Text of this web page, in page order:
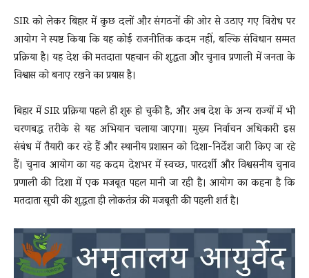
SIR को लेकर बिहार में कुछ दलों और संगठनों की ओर से उठाए गए विरोध पर
आयोग ने स्पष्ट किया कि यह कोई राजनीतिक कदम नहीं, बल्कि संविधान सम्मत
प्रक्रिया है। यह देश की मतदाता पहचान की शुद्धता और चुनाव प्रणाली में जनता के
विश्वास को बनाए रखने का प्रयास है।
बिहार में SIR प्रक्रिया पहले ही शुरू हो चुकी है, और अब देश के अन्य राज्यों में भी
चरणबद्ध तरीके से यह अभियान चलाया जाएगा। मुख्य निर्वाचन अधिकारी इस
संबंध में तैयारी कर रहे हैं और स्थानीय प्रशासन को दिशा-निर्देश जारी किए जा रहे
हैं। चुनाव आयोग का यह कदम देशभर में स्वच्छ, पारदर्शी और विश्वसनीय चुनाव
प्रणाली की दिशा में एक मजबूत पहल मानी जा रही है। आयोग का कहना है कि
मतदाता सूची की शुद्धता ही लोकतंत्र की मजबूती की पहली शर्त है।